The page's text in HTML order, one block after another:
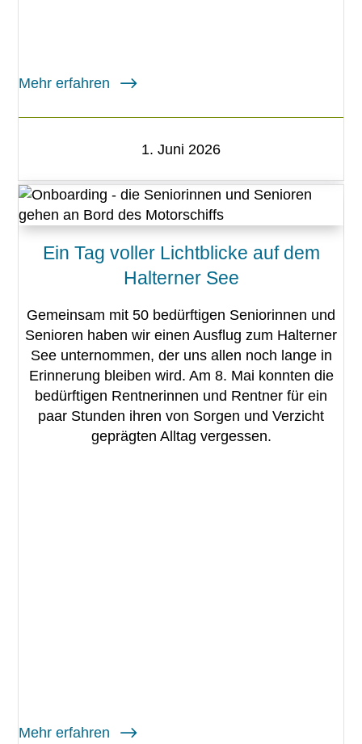
Mehr erfahren
1. Juni 2026
Ein Tag voller Lichtblicke auf dem
Halterner See
Gemeinsam mit 50 bedürftigen Seniorinnen und
Senioren haben wir einen Ausflug zum Halterner
See unternommen, der uns allen noch lange in
Erinnerung bleiben wird. Am 8. Mai konnten die
bedürftigen Rentnerinnen und Rentner für ein
paar Stunden ihren von Sorgen und Verzicht
geprägten Alltag vergessen.
Mehr erfahren